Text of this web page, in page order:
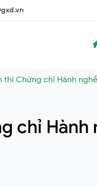
thi Chứng chỉ Hành
chỉ Hành